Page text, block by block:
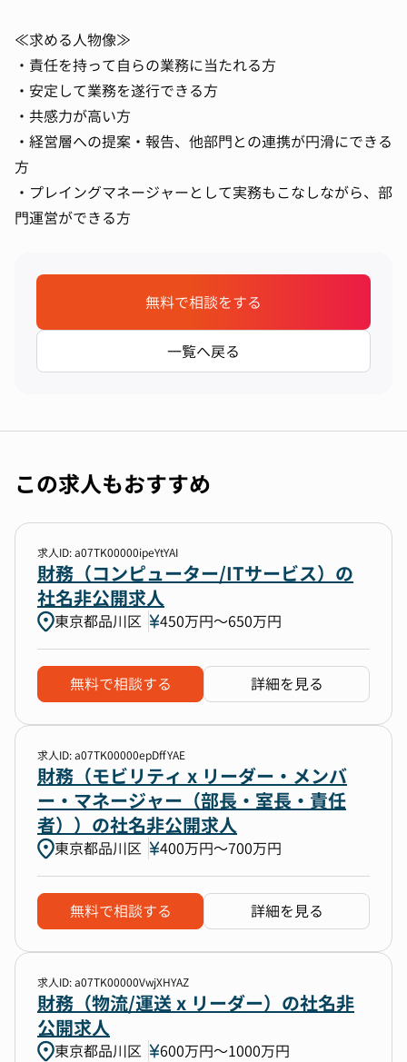
≪求める人物像≫
・責任を持って自らの業務に当たれる方
・安定して業務を遂行できる方
・共感力が高い方
・経営層への提案・報告、他部門との連携が円滑にできる
方
・プレイングマネージャーとして実務もこなしながら、部
門運営ができる方
無料で相談をする
一覧へ戻る
この求人もおすすめ
求人ID: a07TK00000ipeYtYAI
財務（コンピューター/ITサービス）の
社名非公開求人
東京都品川区 450万円〜650万円
無料で相談する 詳細を見る
求人ID: a07TK00000epDffYAE
財務（モビリティ x リーダー・メンバ
ー・マネージャー（部長・室長・責任
者））の社名非公開求人
東京都品川区 400万円〜700万円
無料で相談する 詳細を見る
求人ID: a07TK00000VwjXHYAZ
財務（物流/運送 x リーダー）の社名非
公開求人
東京都品川区 600万円〜1000万円